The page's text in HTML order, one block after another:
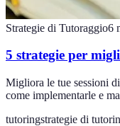
Strategie di Tutoraggio6
5 strategie per
Migliora le tue sessioni
come implementarle e
tutoringstrategie di